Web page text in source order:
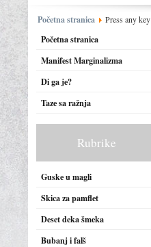
Početna stranica Press any key
Početna stranica
Manifest Marginalizma
Di ga je?
Taze sa ražnja
Rubrike
Guske u magli
Skica za pamflet
Deset deka šmeka
Bubanj i falš